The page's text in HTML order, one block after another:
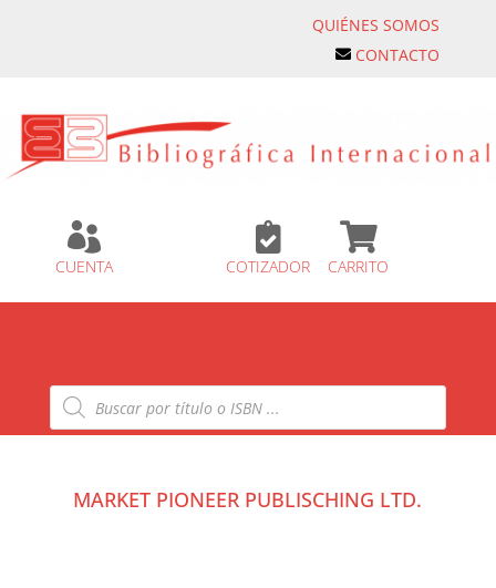
QUIÉNES SOMOS
CONTACTO

CUENTA

COTIZADOR

CARRITO
Búsqueda
de
productos
MARKET PIONEER PUBLISCHING LTD.